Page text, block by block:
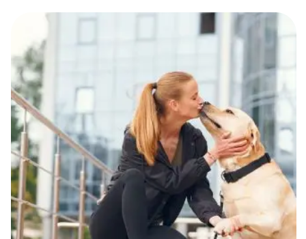
votre préparation. Le bonheur de partager des
moments inoubliables avec votre compagnon
à quatre pattes en vaut la peine. Cependant,
un tel …